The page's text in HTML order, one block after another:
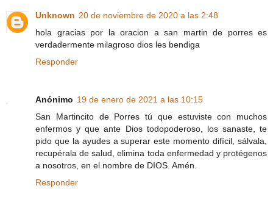
Unknown 20 de noviembre de 2020 a las 2:48
hola gracias por la oracion a san martin de porres es
verdadermente milagroso dios les bendiga
Responder
Anónimo 19 de enero de 2021 a las 10:15
San Martincito de Porres tú que estuviste con muchos
enfermos y que ante Dios todopoderoso, los sanaste, te
pido que la ayudes a superar este momento difícil, sálvala,
recupérala de salud, elimina toda enfermedad y protégenos
a nosotros, en el nombre de DIOS. Amén.
Responder